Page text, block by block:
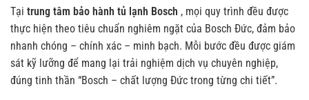
Tại trung tâm bảo hành tủ lạnh Bosch , mọi quy trình đều được
thực hiện theo tiêu chuẩn nghiêm ngặt của Bosch Đức, đảm bảo
nhanh chóng – chính xác – minh bạch. Mỗi bước đều được giám
sát kỹ lưỡng để mang lại trải nghiệm dịch vụ chuyên nghiệp,
đúng tinh thần “Bosch – chất lượng Đức trong từng chi tiết”.